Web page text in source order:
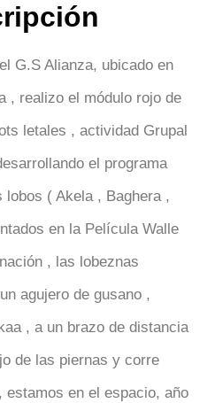
G.S Alianza, ubicado en
, realizo el módulo rojo de
letales , actividad Grupal
el programa
( Akela , Baghera ,
en la Película Walle
, las lobeznas
agujero de gusano ,
, a un brazo de distancia
de las piernas y corre
estamos en el espacio, año